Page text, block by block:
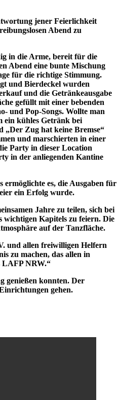
jener Feierlichkeit
Abend zu
in die Arme, bereit für die
Abend eine bunte Mischung
für die richtige Stimmung.
und Bierdeckel wurden
und die Getränkeausgabe
gefüllt mit einer bebenden
und Pop-Songs. Wollte man
ein kühles Getränk bei
„Der Zug hat keine Bremse“
und marschierten in einer
Party in dieser Location
in der anliegenden Kantine
es, die Ausgaben für
ein Erfolg wurde.
Jahre zu teilen, sich bei
wichtigen Kapitels zu feiern. Die
auf der Tanzfläche.
und allen freiwilligen Helfern
zu machen, das allen in
LAFP NRW.“
genießen konnten. Der
gehen.